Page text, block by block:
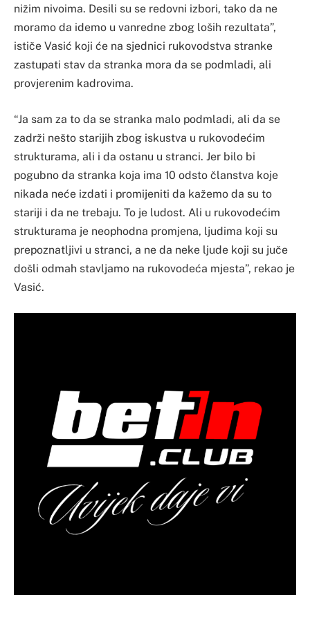
nižim nivoima. Desili su se redovni izbori, tako da ne
moramo da idemo u vanredne zbog loših rezultata”,
ističe Vasić koji će na sjednici rukovodstva stranke
zastupati stav da stranka mora da se podmladi, ali
provjerenim kadrovima.
“Ja sam za to da se stranka malo podmladi, ali da se
zadrži nešto starijih zbog iskustva u rukovodećim
strukturama, ali i da ostanu u stranci. Jer bilo bi
pogubno da stranka koja ima 10 odsto članstva koje
nikada neće izdati i promijeniti da kažemo da su to
stariji i da ne trebaju. To je ludost. Ali u rukovodećim
strukturama je neophodna promjena, ljudima koji su
prepoznatljivi u stranci, a ne da neke ljude koji su juče
došli odmah stavljamo na rukovodeća mjesta”, rekao je
Vasić.